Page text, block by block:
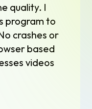
quality. I
program to
crashes or
based
videos